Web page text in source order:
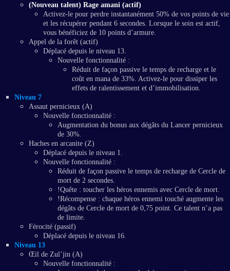
(Nouveau talent) Rage amani (actif)
Activez-le pour perdre instantanément 50% de vos points de vie
et les récupérer pendant 6 secondes. Lorsque le soin est actif,
vous bénéficiez de 10 points d’armure.
Appel de la forêt (actif)
Déplacé depuis le niveau 13.
Nouvelle fonctionnalité :
Réduit de façon passive le temps de recharge et le
coût en mana de 33%. Activez-le pour dissiper les
effets de ralentissement et d’immobilisation.
Niveau 7
Assaut pernicieux (A)
Nouvelle fonctionnalité :
Augmentation du bonus aux dégâts du Lancer pernicieux
de 30%.
Haches en arcanite (Z)
Déplacé depuis le niveau 1.
Nouvelle fonctionnalité :
Réduit de façon passive le temps de recharge de Cercle de
mort de 2 secondes.
!Quête : toucher les héros ennemis avec Cercle de mort.
!Récompense : chaque héros ennemi touché augmente les
dégâts de Cercle de mort de 0,75 point. Ce talent n’a pas
de limite.
Férocité (passif)
Déplacé depuis le niveau 16.
Niveau 13
Œil de Zul’jin (A)
Nouvelle fonctionnalité :